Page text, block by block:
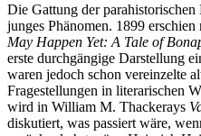
Die Gattung der
junges Phänomen. 1899
May Happen Yet: A Tale of
erste durchgängige Darstellung
waren jedoch schon vereinzelte
Fragestellungen in literarischen
wird in William M. Thackerays
diskutiert, was passiert wäre,